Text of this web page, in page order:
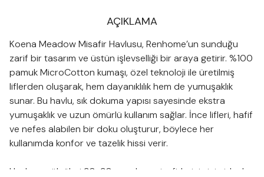
AÇIKLAMA
Koena Meadow Misafir Havlusu, Renhome’un sunduğu
zarif bir tasarım ve üstün işlevselliği bir araya getirir. %100
pamuk MicroCotton kumaşı, özel teknoloji ile üretilmiş
liflerden oluşarak, hem dayanıklılık hem de yumuşaklık
sunar. Bu havlu, sık dokuma yapısı sayesinde ekstra
yumuşaklık ve uzun ömürlü kullanım sağlar. İnce lifleri, hafif
ve nefes alabilen bir doku oluşturur, böylece her
kullanımda konfor ve tazelik hissi verir.
Havlunun ölçüleri 30x30 cm olup, misafirleriniz için ideal